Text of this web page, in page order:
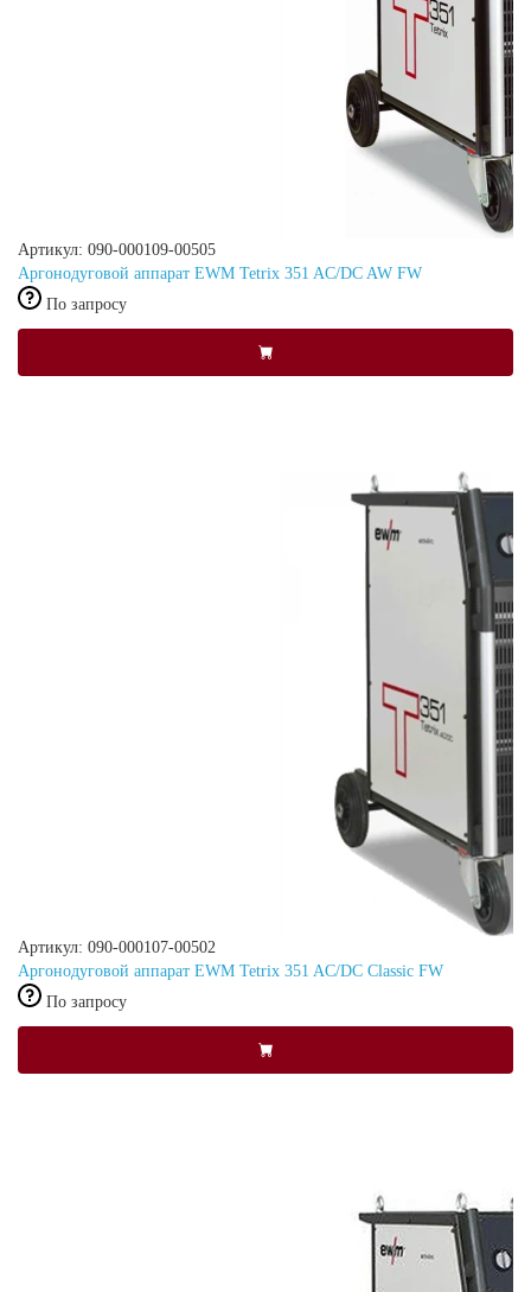
Артикул: 090-000109-00505
Аргонодуговой аппарат EWM Tetrix 351 AC/DC AW FW
По запросу
Артикул: 090-000107-00502
Аргонодуговой аппарат EWM Tetrix 351 AC/DC Classic FW
По запросу